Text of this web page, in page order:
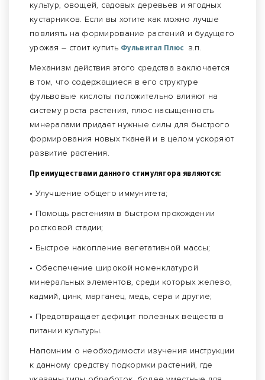
культур, овощей, садовых деревьев и ягодных
кустарников. Если вы хотите как можно лучше
повлиять на формирование растений и будущего
урожая – стоит купить Фульвитал Плюс з.п.
Механизм действия этого средства заключается
в том, что содержащиеся в его структуре
фульвовые кислоты положительно влияют на
систему роста растения, плюс насыщенность
минералами придает нужные силы для быстрого
формирования новых тканей и в целом ускоряют
развитие растения.
Преимуществами данного стимулятора являются:
• Улучшение общего иммунитета;
• Помощь растениям в быстром прохождении
ростковой стадии;
• Быстрое накопление вегетативной массы;
• Обеспечение широкой номенклатурой
минеральных элементов, среди которых железо,
кадмий, цинк, марганец, медь, сера и другие;
• Предотвращает дефицит полезных веществ в
питании культуры.
Напомним о необходимости изучения инструкции
к данному средству подкормки растений, где